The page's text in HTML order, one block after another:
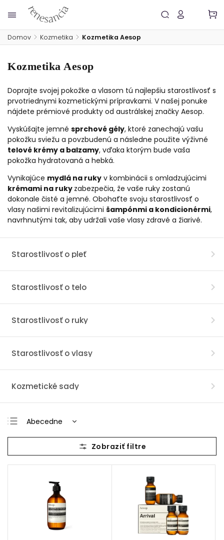
Domov / Kozmetika / Kozmetika Aesop
Kozmetika Aesop
Doprajte svojej pokožke a vlasom tú najlepšiu starostlivosť s
prvotriednymi kozmetickými prípravkami. V našej ponuke
nájdete prémiové produkty od austrálskej značky Aesop.
Vyskúšajte jemné sprchové gély, ktoré zanechajú vašu
pokožku sviežu a povzbudenú a následne použite výživné
telové krémy a balzamy, vďaka ktorým bude vaša
pokožka hydratovaná a hebká.
Vynikajúce mydlá na ruky v kombinácii s omladzujúcimi
krémami na ruky zabezpečia, že vaše ruky zostanú
dokonale čisté a jemné. Obohaťte svoju starostlivosť o
vlasy našimi revitalizujúcimi šampónmi a kondicionérmi,
navrhnutými tak, aby udržali vaše vlasy zdravé a žiarivé.
Starostlivosť o pleť
Starostlivosť o telo
Starostlivosť o ruky
Starostlivosť o vlasy
Kozmetické sady
Abecedne
Najlacnejšie
Najdrahšie